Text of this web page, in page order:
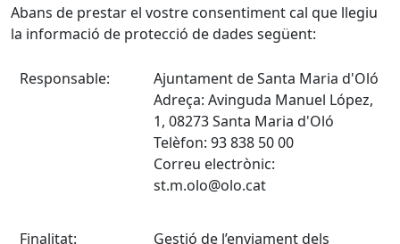
Abans de prestar el vostre consentiment cal que llegiu
la informació de protecció de dades següent:
Responsable:
Ajuntament de Santa Maria d'Oló
Adreça: Avinguda Manuel López,
1, 08273 Santa Maria d'Oló
Telèfon: 93 838 50 00
Correu electrònic:
st.m.olo@olo.cat
Finalitat:
Gestió de l’enviament dels